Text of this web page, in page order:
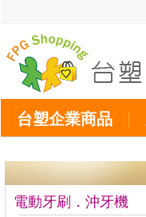
台塑企業商品
電動牙刷．沖牙機